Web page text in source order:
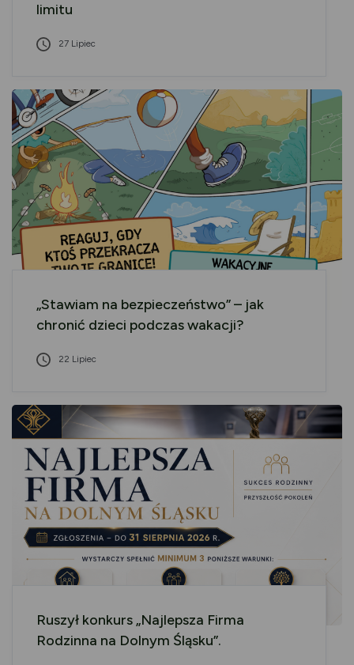
limitu
27 Lipiec
„Stawiam na bezpieczeństwo” – jak
chronić dzieci podczas wakacji?
22 Lipiec
Ruszył konkurs „Najlepsza Firma
Rodzinna na Dolnym Śląsku”.